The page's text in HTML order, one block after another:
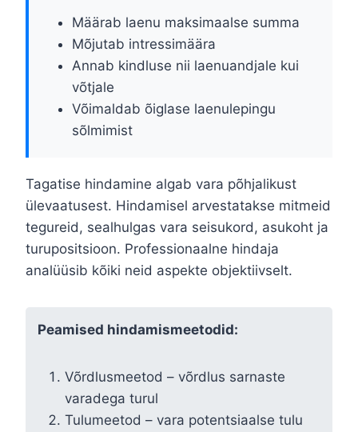
Määrab laenu maksimaalse summa
Mõjutab intressimäära
Annab kindluse nii laenuandjale kui
võtjale
Võimaldab õiglase laenulepingu
sõlmimist
Tagatise hindamine algab vara põhjalikust
ülevaatusest. Hindamisel arvestatakse mitmeid
tegureid, sealhulgas vara seisukord, asukoht ja
turupositsioon. Professionaalne hindaja
analüüsib kõiki neid aspekte objektiivselt.
Peamised hindamismeetodid:
Võrdlusmeetod – võrdlus sarnaste
varadega turul
Tulumeetod – vara potentsiaalse tulu